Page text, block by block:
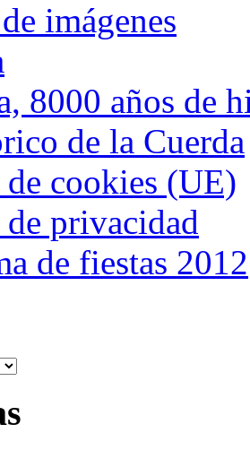
imágenes
8000 años de
de la Cuerda
cookies (UE)
privacidad
de fiestas 2012